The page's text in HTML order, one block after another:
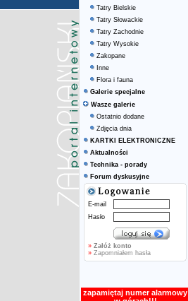
Tatry Bielskie
Tatry Słowackie
Tatry Zachodnie
Tatry Wysokie
Zakopane
Inne
Flora i fauna
Galerie specjalne
Wasze galerie
Ostatnio dodane
Zdjęcia dnia
KARTKI ELEKTRONICZNE
Aktualności
Technika - porady
Forum dyskusyjne
E-mail
Hasło
» Załóż konto
» Zapomniałem hasła
zapamiętaj numer alarmowy